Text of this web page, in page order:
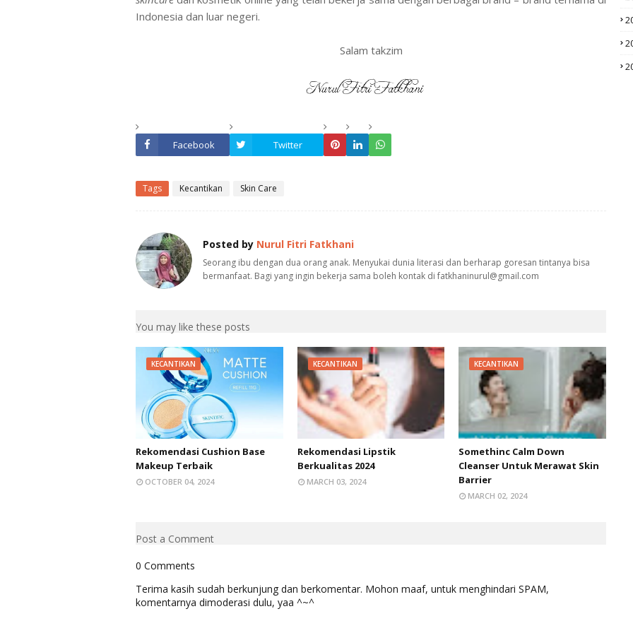
Indonesia dan luar negeri.
Salam takzim
Facebook Twitter
Tags Kecantikan Skin Care
Posted by Nurul Fitri Fatkhani
Seorang ibu dengan dua orang anak. Menyukai dunia literasi dan berharap goresan tintanya bisa
bermanfaat. Bagi yang ingin bekerja sama boleh kontak di fatkhaninurul@gmail.com
You may like these posts
KECANTIKAN
Rekomendasi Cushion Base
Makeup Terbaik
OCTOBER 04, 2024
KECANTIKAN
Rekomendasi Lipstik
Berkualitas 2024
MARCH 03, 2024
KECANTIKAN
Somethinc Calm Down
Cleanser Untuk Merawat Skin
Barrier
MARCH 02, 2024
Post a Comment
0 Comments
Terima kasih sudah berkunjung dan berkomentar. Mohon maaf, untuk menghindari SPAM,
komentarnya dimoderasi dulu, yaa ^~^